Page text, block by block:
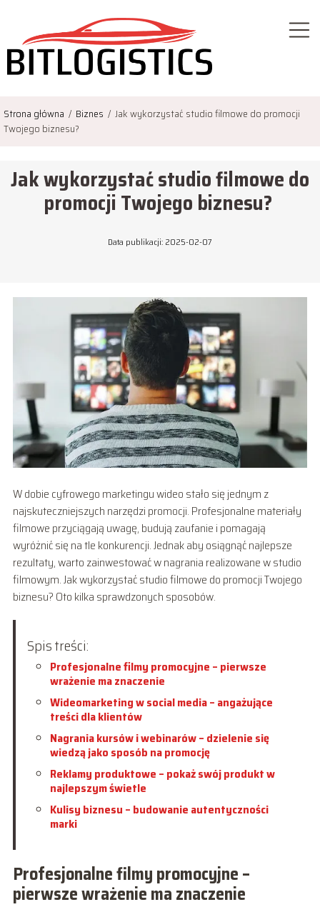
Strona główna / Biznes / Jak wykorzystać studio filmowe do promocji
Twojego biznesu?
Jak wykorzystać studio filmowe do
promocji Twojego biznesu?
Data publikacji: 2025-02-07
W dobie cyfrowego marketingu wideo stało się jednym z
najskuteczniejszych narzędzi promocji. Profesjonalne materiały
filmowe przyciągają uwagę, budują zaufanie i pomagają
wyróżnić się na tle konkurencji. Jednak aby osiągnąć najlepsze
rezultaty, warto zainwestować w nagrania realizowane w studio
filmowym. Jak wykorzystać studio filmowe do promocji Twojego
biznesu? Oto kilka sprawdzonych sposobów.
Spis treści:
Profesjonalne filmy promocyjne – pierwsze
wrażenie ma znaczenie
Wideomarketing w social media – angażujące
treści dla klientów
Nagrania kursów i webinarów – dzielenie się
wiedzą jako sposób na promocję
Reklamy produktowe – pokaż swój produkt w
najlepszym świetle
Kulisy biznesu – budowanie autentyczności
marki
Profesjonalne filmy promocyjne –
pierwsze wrażenie ma znaczenie